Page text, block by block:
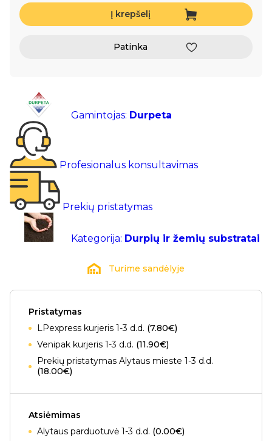
Į krepšelį
Patinka
Gamintojas: Durpeta
Profesionalus konsultavimas
Prekių pristatymas
Kategorija: Durpių ir žemių substratai
Turime sandėlyje
Pristatymas
LPexpress kurjeris 1-3 d.d. (7.80€)
Venipak kurjeris 1-3 d.d. (11.90€)
Prekių pristatymas Alytaus mieste 1-3 d.d.
(18.00€)
Atsiėmimas
Alytaus parduotuvė 1-3 d.d. (0.00€)